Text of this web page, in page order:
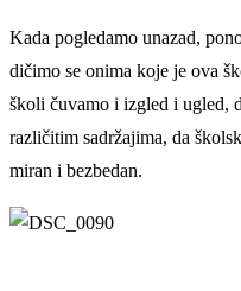
Kada pogledamo unazad,
dičimo se onima koje je ova
školi čuvamo i izgled i ugled,
različitim sadržajima, da
miran i bezbedan.